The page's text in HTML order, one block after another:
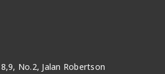
No.2, Jalan Robertson